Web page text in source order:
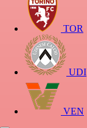
TOR
UDI
VEN